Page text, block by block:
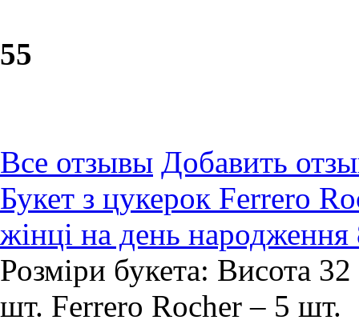
55
Все отзывы Добавить
Букет з цукерок Ferrero
жінці на день народження
Розміри букета: Висота
шт. Ferrero Rocher – 5 шт.